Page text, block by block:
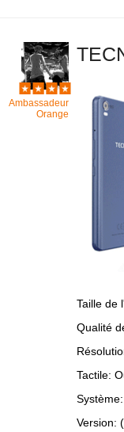
Taille de
Qualité
Tactile:
Version:
Ambassadeur
Orange